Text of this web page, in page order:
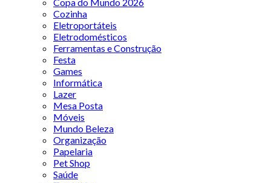
Cozinha
Eletroportáteis
Eletrodomésticos
Ferramentas e Construção
Festa
Games
Informática
Lazer
Mesa Posta
Móveis
Mundo Beleza
Organização
Papelaria
Pet Shop
Saúde